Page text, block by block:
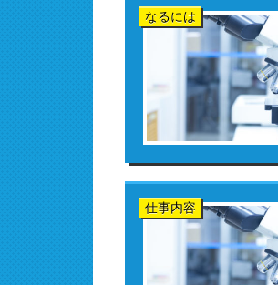
なるには
仕事内容